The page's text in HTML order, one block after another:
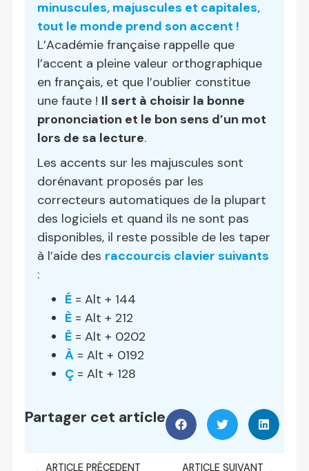
minuscules, majuscules et capitales,
tout le monde prend son accent !
L’Académie française rappelle que
l’accent a pleine valeur orthographique
en français, et que l’oublier constitue
une faute ! Il sert à choisir la bonne
prononciation et le bon sens d’un mot
lors de sa lecture.
Les accents sur les majuscules sont
dorénavant proposés par les
correcteurs automatiques de la plupart
des logiciels et quand ils ne sont pas
disponibles, il reste possible de les taper
à l’aide des raccourcis clavier suivants
:
É = Alt + 144
È = Alt + 212
Ê = Alt + 0202
À = Alt + 0192
Ç = Alt + 128
Partager cet article
ARTICLE PRÉCEDENT ARTICLE SUIVANT